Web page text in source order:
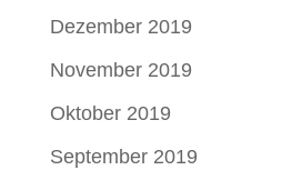
Dezember 2019
November 2019
Oktober 2019
September 2019